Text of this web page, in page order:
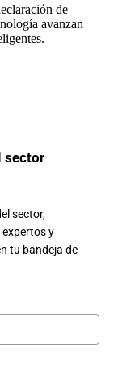
de
avanzan
sector
sector,
y
tu bandeja de